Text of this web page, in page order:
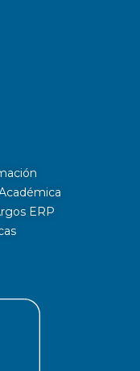
ERP